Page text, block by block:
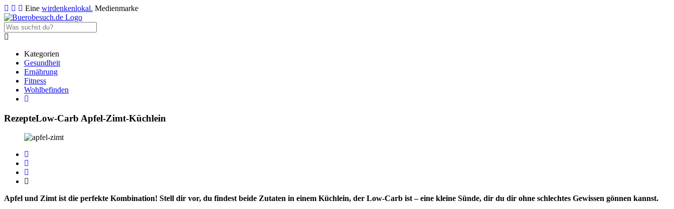
Eine wirdenkenlokal. Medienmarke
Kategorien
Gesundheit
Ernährung
Fitness
Wohlbefinden
RezepteLow-Carb Apfel-Zimt-Küchlein
Apfel und Zimt ist die perfekte Kombination! Stell dir vor, du findest beide Zutaten in einem Küchlein, der Low-Carb ist – eine kleine Sünde, dir du dir ohne schlechtes Gewissen gönnen kannst.